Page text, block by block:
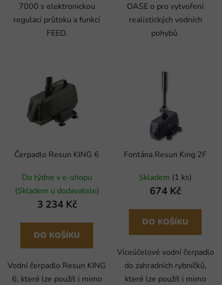
7000 s elektronickou
regulací průtoku a funkcí
FEED.
OASE o pro vytvoření
realistických vodních
pohybů.
Čerpadlo Resun KING 6
Do týdne v e-shopu
(Skladem u dodavatele)
3 234 Kč
DO KOŠÍKU
Vodní čerpadlo Resun KING
6, které lze použít i mimo
Fontána Resun King 2F
Skladem (1 ks)
674 Kč
DO KOŠÍKU
Víceúčelové vodní čerpadlo
do zahradních rybníčků,
které lze použít i mimo